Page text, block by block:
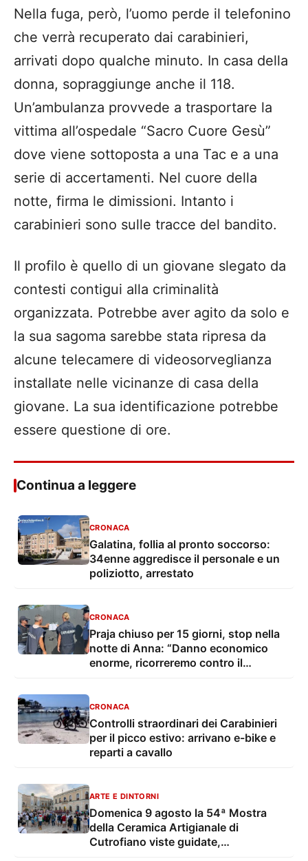
Nella fuga, però, l’uomo perde il telefonino
che verrà recuperato dai carabinieri,
arrivati dopo qualche minuto. In casa della
donna, sopraggiunge anche il 118.
Un’ambulanza provvede a trasportare la
vittima all’ospedale “Sacro Cuore Gesù”
dove viene sottoposta a una Tac e a una
serie di accertamenti. Nel cuore della
notte, firma le dimissioni. Intanto i
carabinieri sono sulle tracce del bandito.
Il profilo è quello di un giovane slegato da
contesti contigui alla criminalità
organizzata. Potrebbe aver agito da solo e
la sua sagoma sarebbe stata ripresa da
alcune telecamere di videosorveglianza
installate nelle vicinanze di casa della
giovane. La sua identificazione potrebbe
essere questione di ore.
Continua a leggere
CRONACA
Galatina, follia al pronto soccorso:
34enne aggredisce il personale e un
poliziotto, arrestato
CRONACA
Praja chiuso per 15 giorni, stop nella
notte di Anna: “Danno economico
enorme, ricorreremo contro il
CRONACA
Controlli straordinari dei Carabinieri
per il picco estivo: arrivano e-bike e
reparti a cavallo
ARTE E DINTORNI
Domenica 9 agosto la 54ª Mostra
della Ceramica Artigianale di
Cutrofiano viste guidate,